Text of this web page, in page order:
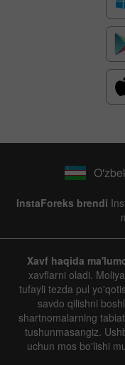
InstaForeks brendi
Xavf haqida
xavflarni oladi.
tufayli tezda pul
savdo qilishni
shartnomalarning
tushunmasangiz.
uchun mos bo'lishi